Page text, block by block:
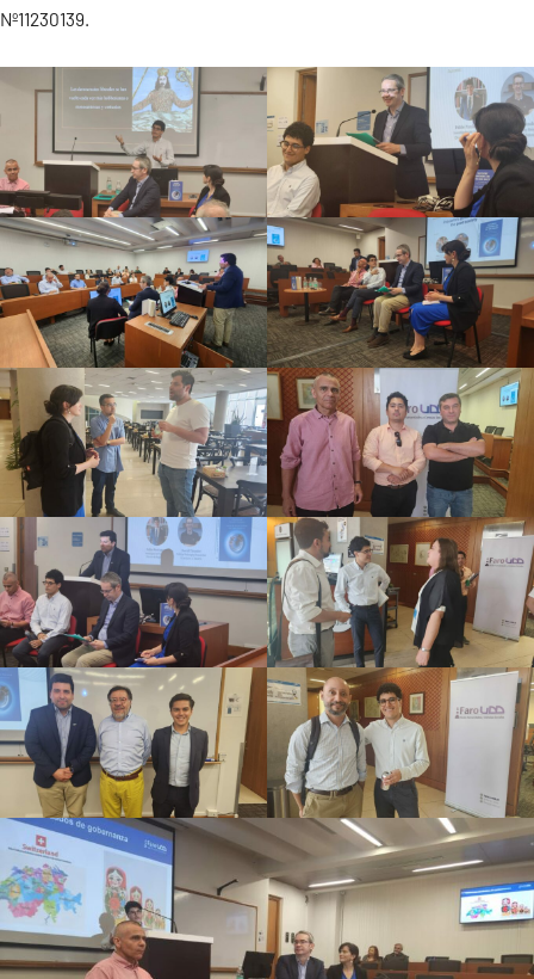
Nº11230139.